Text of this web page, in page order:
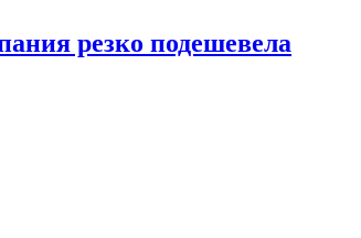
резко подешевела